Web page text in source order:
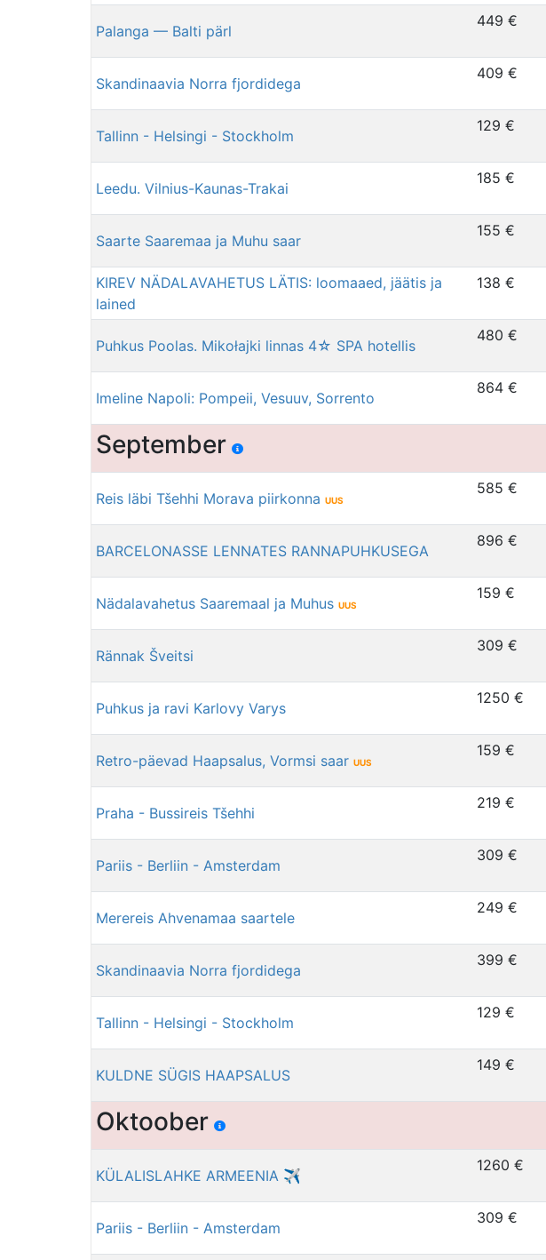
Palanga — Balti pärl
449 €
Skandinaavia Norra fjordidega
409 €
Tallinn - Helsingi - Stockholm
129 €
Leedu. Vilnius-Kaunas-Trakai
185 €
Saarte Saaremaa ja Muhu saar
155 €
KIREV NÄDALAVAHETUS LÄTIS: loomaaed, jäätis ja
lained
138 €
Puhkus Poolas. Mikołajki linnas 4☆ SPA hotellis
480 €
Imeline Napoli: Pompeii, Vesuuv, Sorrento
864 €
September
Reis läbi Tšehhi Morava piirkonna UUS
585 €
BARCELONASSE LENNATES RANNAPUHKUSEGA
896 €
Nädalavahetus Saaremaal ja Muhus UUS
159 €
Rännak Šveitsi
309 €
Puhkus ja ravi Karlovy Varys
1250 €
Retro-päevad Haapsalus, Vormsi saar UUS
159 €
Praha - Bussireis Tšehhi
219 €
Pariis - Berliin - Amsterdam
309 €
Merereis Ahvenamaa saartele
249 €
Skandinaavia Norra fjordidega
399 €
Tallinn - Helsingi - Stockholm
129 €
KULDNE SÜGIS HAAPSALUS
149 €
Oktoober
KÜLALISLAHKE ARMEENIA ✈
1260 €
Pariis - Berliin - Amsterdam
309 €